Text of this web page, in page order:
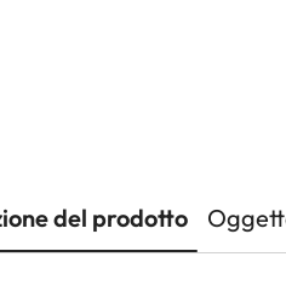
del prodotto